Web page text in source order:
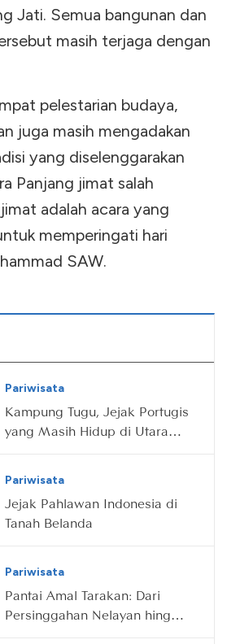
Jati. Semua bangunan dan
masih terjaga dengan
pelestarian budaya,
juga masih mengadakan
yang diselenggarakan
Panjang jimat salah
adalah acara yang
memperingati hari
SAW.
Pariwisata
Kampung Tugu, Jejak Portugis
yang Masih Hidup di Utara
Pariwisata
Jejak Pahlawan Indonesia di
Tanah Belanda
Pariwisata
Pantai Amal Tarakan: Dari
Persinggahan Nelayan hingga